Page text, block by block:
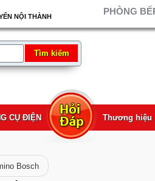
NỘI THÀNH
PHÒNG
CỤ ĐIỆN Thương hiệu
Bosch